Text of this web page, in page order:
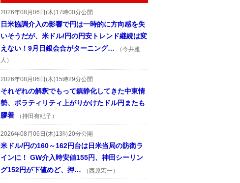
2026年08月06日(木)17時00分公開
日米協調介入の影響で円は一時的に方向感を失
いそうだが、米ドル/円の円安トレンド継続は変
えない！9月日銀会合がターニング…
（今井雅
人）
2026年08月06日(木)15時29分公開
それぞれの解釈でもって鎮静化してきた中東情
勢、ボラティリティ上がりかけたドル円またも
膠着
（持田有紀子）
2026年08月06日(木)13時20分公開
米ドル/円の160～162円台は日米当局の防衛ラ
インに！ GW介入時安値155円、神田シーリン
グ152円が下値めど、押…
（西原宏一）